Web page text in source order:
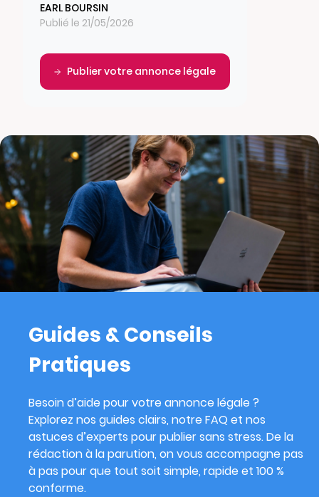
EARL BOURSIN
Publié le 21/05/2026
Publier votre annonce légale
Guides & Conseils
Pratiques
Besoin d’aide pour votre annonce légale ?
Explorez nos guides clairs, notre FAQ et nos
astuces d’experts pour publier sans stress. De la
rédaction à la parution, on vous accompagne pas
à pas pour que tout soit simple, rapide et 100 %
conforme.